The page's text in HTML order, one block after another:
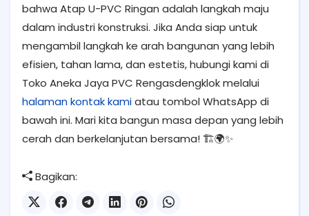
bahwa Atap U-PVC Ringan adalah langkah maju
dalam industri konstruksi. Jika Anda siap untuk
mengambil langkah ke arah bangunan yang lebih
efisien, tahan lama, dan estetis, hubungi kami di
Toko Aneka Jaya PVC Rengasdengklok melalui
halaman kontak kamiatau tombol WhatsApp di
bawah ini. Mari kita bangun masa depan yang lebih
cerah dan berkelanjutan bersama! 🏗️🌍✨
Bagikan: